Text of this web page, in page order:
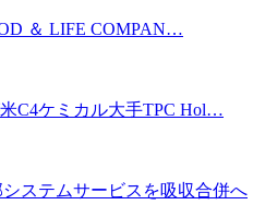
＆ LIFE COMPAN…
C4ケミカル大手TPC Hol…
ステムサービスを吸収合併へ